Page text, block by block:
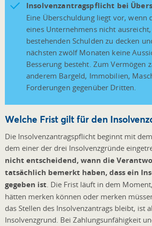
Insolvenzantragspflicht bei
Eine Überschuldung liegt vor, wenn
eines Unternehmens nicht
bestehenden Schulden zu decken
nächsten zwölf Monaten keine
Besserung besteht. Zum Vermögen
anderem Bargeld, Immobilien,
Forderungen gegenüber Dritten.
Welche Frist gilt für den
Die Insolvenzantragspflicht beginnt mit
dem einer der drei Insolvenzgründe
nicht entscheidend, wann die
tatsächlich bemerkt haben, dass ein
gegeben ist. Die Frist läuft in dem
hätten merken können oder merken
das Stellen des Insolvenzantrags bleibt, ist
Insolvenzgrund. Bei Zahlungsunfähigkeit